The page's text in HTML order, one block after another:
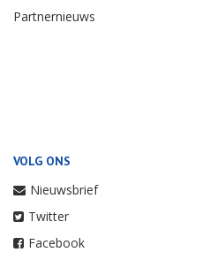
Partnernieuws
VOLG ONS
Nieuwsbrief
Twitter
Facebook